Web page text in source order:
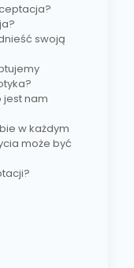
swoją
nam
w każdym
może być